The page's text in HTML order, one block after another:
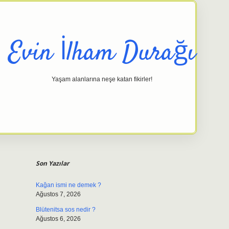
Evin İlham Durağı
Yaşam alanlarına neşe katan fikirler!
Son Yazılar
Kağan ismi ne demek ?
Ağustos 7, 2026
Blütenitsa sos nedir ?
Ağustos 6, 2026